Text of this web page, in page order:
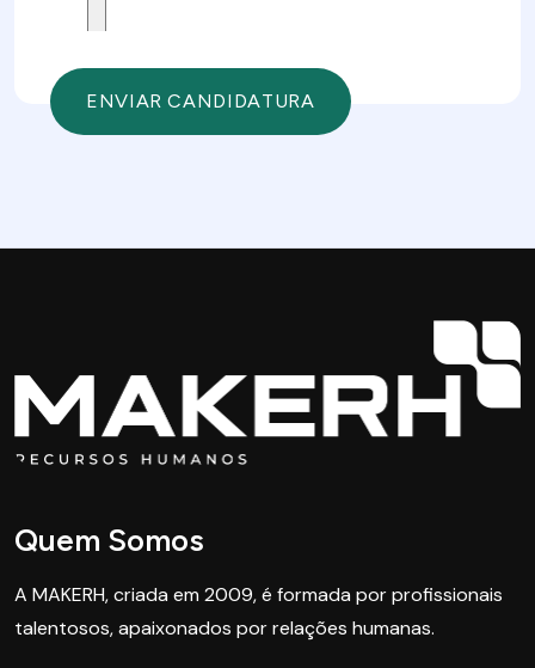
Quem Somos
A MAKERH, criada em 2009, é formada por profissionais
talentosos, apaixonados por relações humanas.